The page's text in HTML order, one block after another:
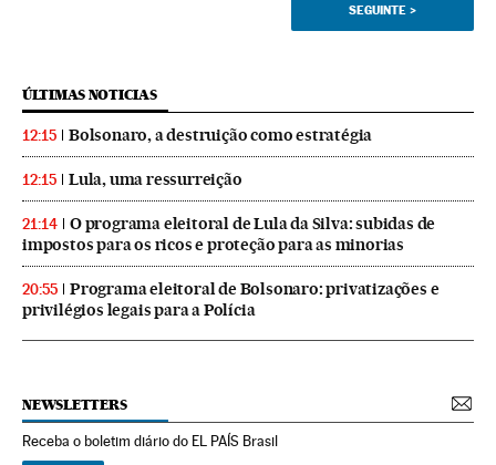
SEGUINTE >
ÚLTIMAS NOTICIAS
12:15 Bolsonaro, a destruição como estratégia
12:15 Lula, uma ressurreição
21:14
O programa eleitoral de Lula da Silva: subidas de
impostos para os ricos e proteção para as minorias
20:55
Programa eleitoral de Bolsonaro: privatizações e
privilégios legais para a Polícia
NEWSLETTERS
Receba o boletim diário do EL PAÍS Brasil